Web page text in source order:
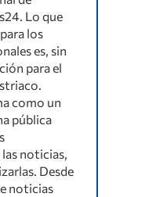
Lo que
los
es, sin
para el
como un
pública
noticias,
Desde
noticias